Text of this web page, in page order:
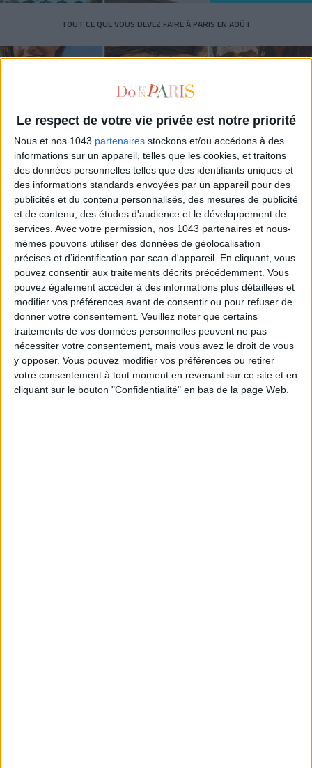
Le respect de votre vie privée est notre priorité
Nous et nos 1043 partenaires stockons et/ou accédons à des
informations sur un appareil, telles que les cookies, et traitons
des données personnelles telles que des identifiants uniques et
des informations standards envoyées par un appareil pour des
publicités et du contenu personnalisés, des mesures de publicité
et de contenu, des études d'audience et le développement de
services. Avec votre permission, nos 1043 partenaires et nous-
mêmes pouvons utiliser des données de géolocalisation
précises et d’identification par scan d'appareil. En cliquant, vous
pouvez consentir aux traitements décrits précédemment. Vous
pouvez également accéder à des informations plus détaillées et
modifier vos préférences avant de consentir ou pour refuser de
donner votre consentement. Veuillez noter que certains
traitements de vos données personnelles peuvent ne pas
nécessiter votre consentement, mais vous avez le droit de vous
y opposer. Vous pouvez modifier vos préférences ou retirer
votre consentement à tout moment en revenant sur ce site et en
cliquant sur le bouton "Confidentialité" en bas de la page Web.
TOUT CE QUE VOUS DEVEZ FAIRE À PARIS EN AOÛT
LES SPF 50 QUI DONNENT ENVIE DE SE TARTINER
Inscrivez-vous à notre newsletter
S'INSCRIRE